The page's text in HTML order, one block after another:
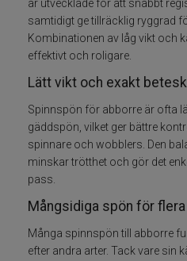
Trollingspön
Metspön
Fiskeset
Fiskedrag
Fiskelinor
Småplock
är utvecklade för att snabbt
samtidigt ge tillräcklig ryggrad
Kombinationen av låg vikt och
effektivt och roligare.
Lätt vikt och exakt
Spinnspön för abborre är ofta
gäddspön, vilket ger bättre
spinnare och wobblers. Den
minskar trötthet och gör det
pass.
Mångsidiga spön för
Många spinnspön till abborre
efter andra arter. Tack vare sin